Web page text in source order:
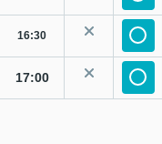
16:30
17:00